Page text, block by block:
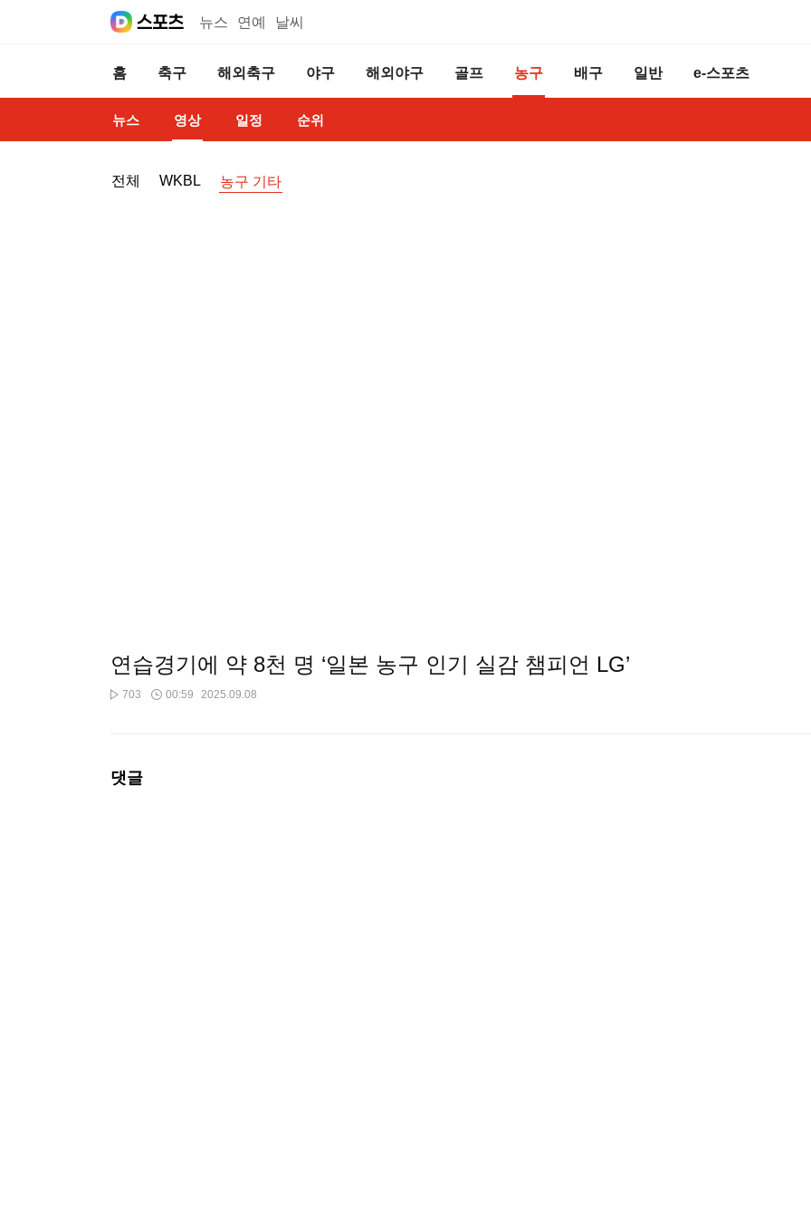
뉴스 연예 날씨
홈 축구 해외축구 야구 해외야구 골프 농구 배구 일반 e-스포츠
뉴스 영상 일정 순위
전체 WKBL 농구 기타
연습경기에 약 8천 명 ‘일본 농구 인기 실감 챔피언 LG’
703 00:59 2025.09.08
댓글